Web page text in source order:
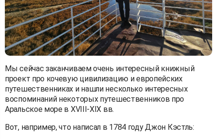
Мы сейчас заканчиваем очень интересный книжный
проект про кочевую цивилизацию и европейских
путешественниках и нашли несколько интересных
воспоминаний некоторых путешественников про
Аральское море в XVIII-XIX вв.
Вот, например, что написал в 1784 году Джон Кэстль: